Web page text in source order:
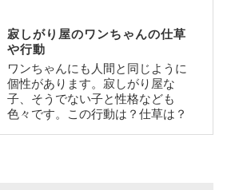
寂しがり屋のワンちゃんの仕草
や行動
ワンちゃんにも人間と同じように
個性があります。寂しがり屋な
子、そうでない子と性格なども
色々です。この行動は？仕草は？